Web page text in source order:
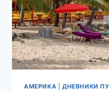
АМЕРИКА ДНЕВНИКИ